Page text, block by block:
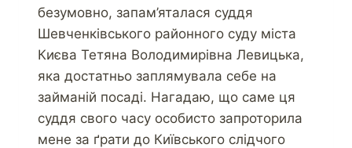
безумовно, запам’яталася суддя
Шевченківського районного суду міста
Києва Тетяна Володимирівна Левицька,
яка достатньо заплямувала себе на
займаній посаді. Нагадаю, що саме ця
суддя свого часу особисто запроторила
мене за ґрати до Київського слідчого